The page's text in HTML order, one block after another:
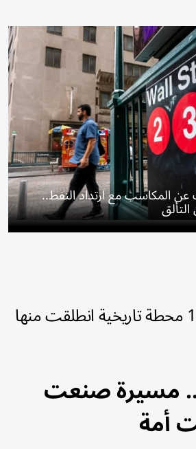
المكاسب مع ارتداد النفط..
6 أغسطس 1966 محطة تاريخية انطلقت منها
مسيرة صنعت
أمة